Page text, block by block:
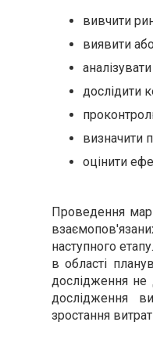
вивчити
виявити
дослідити
визначити
оцінити
Проведення
наступного
в області
дослідження не
дослідження
зростання